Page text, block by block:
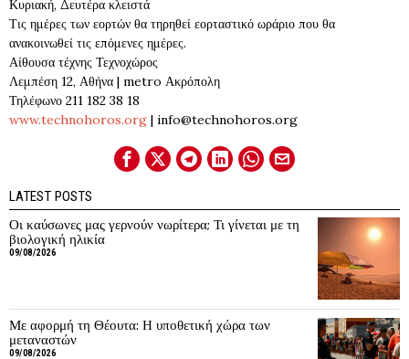
Κυριακή, Δευτέρα κλειστά
Τις ημέρες των εορτών θα τηρηθεί εορταστικό ωράριο που θα
ανακοινωθεί τις επόμενες ημέρες.
Αίθουσα τέχνης Τεχνοχώρος
Λεμπέση 12, Αθήνα | metro Ακρόπολη
Τηλέφωνο 211 182 38 18
www.technohoros.org | info@technohoros.org
LATEST POSTS
Οι καύσωνες μας γερνούν νωρίτερα; Τι γίνεται με τη
βιολογική ηλικία
09/08/2026
Με αφορμή τη Θέουτα: Η υποθετική χώρα των
μεταναστών
09/08/2026